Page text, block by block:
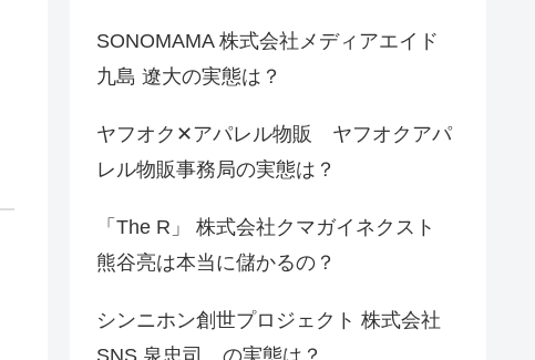
SONOMAMA 株式会社メディアエイド
九島 遼大の実態は？
ヤフオク✕アパレル物販 ヤフオクアパ
レル物販事務局の実態は？
「The R」 株式会社クマガイネクスト
熊谷亮は本当に儲かるの？
シンニホン創世プロジェクト 株式会社
SNS 泉忠司 の実態は？